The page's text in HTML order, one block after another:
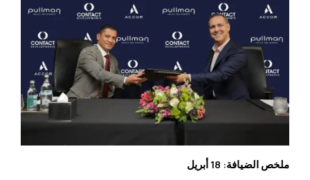
ملخص الضيافة: 18 أبريل